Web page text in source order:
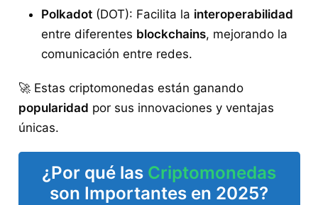
Polkadot(DOT): Facilita la interoperabilidad
entre diferentes blockchains, mejorando la
comunicación entre redes.
🚀 Estas criptomonedas están ganando
popularidad por sus innovaciones y ventajas
únicas.
¿Por qué las Criptomonedas
son Importantes en 2025?